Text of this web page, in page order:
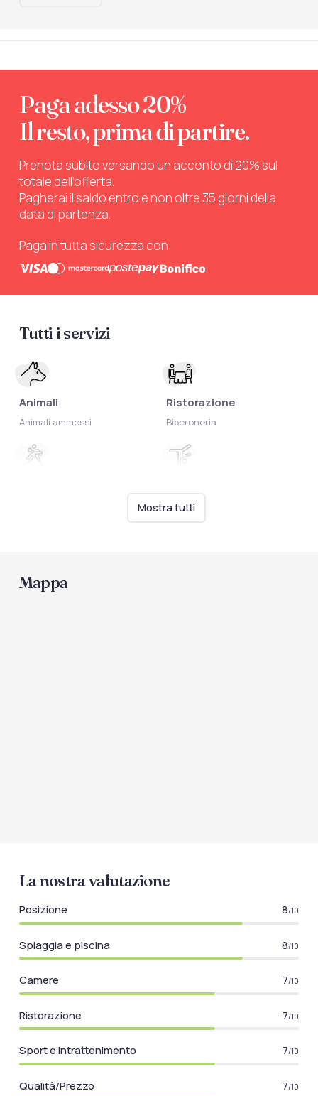
Paga adesso 20%
Il resto, prima di partire.
Prenota subito versando un acconto di 20% sul
totale dell’offerta.
Pagherai il saldo entro e non oltre 35 giorni della
data di partenza.
Paga in tutta sicurezza con:
Tutti i servizi
Animali
Animali ammessi
Ristorazione
Biberoneria
Impianti sportivi
Mostra tutti
Mappa
La nostra valutazione
Posizione 8/10
Spiaggia e piscina 8/10
Camere 7/10
Ristorazione 7/10
Sport e Intrattenimento 7/10
Qualità/Prezzo 7/10